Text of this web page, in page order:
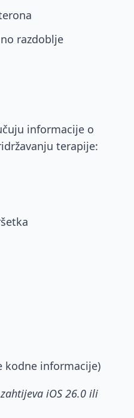
razdoblje
informacije o
terapije:
kodne informacije)
iOS 26.0 ili